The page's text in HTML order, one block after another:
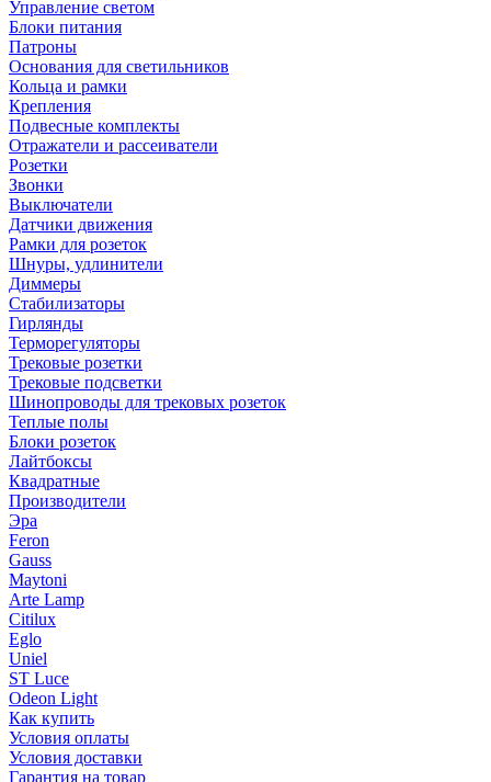
Управление светом
Блоки питания
Патроны
Основания для светильников
Кольца и рамки
Крепления
Подвесные комплекты
Отражатели и рассеиватели
Розетки
Звонки
Выключатели
Датчики движения
Рамки для розеток
Шнуры, удлинители
Диммеры
Стабилизаторы
Гирлянды
Терморегуляторы
Трековые розетки
Трековые подсветки
Шинопроводы для трековых розеток
Теплые полы
Блоки розеток
Лайтбоксы
Квадратные
Производители
Эра
Feron
Gauss
Maytoni
Arte Lamp
Citilux
Eglo
Uniel
ST Luce
Odeon Light
Как купить
Условия оплаты
Условия доставки
Гарантия на товар